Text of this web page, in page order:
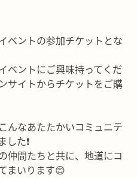
ベントの参加チケットとな
ベントにご興味持ってくだ
サイトからチケットをご購
んなあたたかいコミュニテ
た❗️
仲間たちと共に、地道にコ
まいります😊